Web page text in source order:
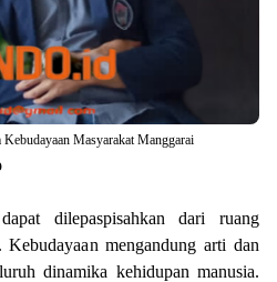
Masyarakat Manggarai
dilepaspisahkan dari ruang
mengandung arti dan
dinamika kehidupan manusia.